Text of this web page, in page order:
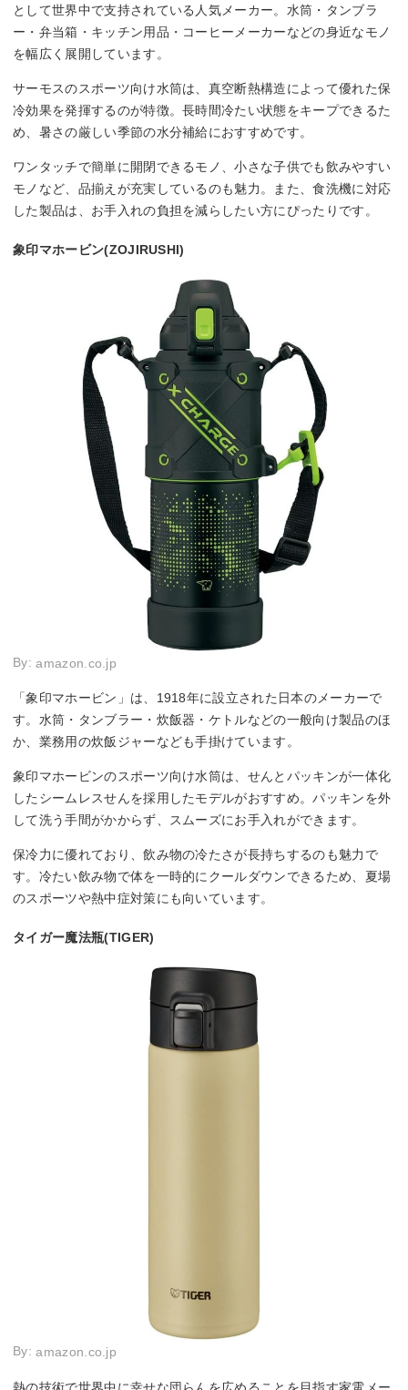
として世界中で支持されている人気メーカー。水筒・タンブラ
ー・弁当箱・キッチン用品・コーヒーメーカーなどの身近なモノ
を幅広く展開しています。
サーモスのスポーツ向け水筒は、真空断熱構造によって優れた保
冷効果を発揮するのが特徴。長時間冷たい状態をキープできるた
め、暑さの厳しい季節の水分補給におすすめです。
ワンタッチで簡単に開閉できるモノ、小さな子供でも飲みやすい
モノなど、品揃えが充実しているのも魅力。また、食洗機に対応
した製品は、お手入れの負担を減らしたい方にぴったりです。
象印マホービン(ZOJIRUSHI)
By:amazon.co.jp
「象印マホービン」は、1918年に設立された日本のメーカーで
す。水筒・タンブラー・炊飯器・ケトルなどの一般向け製品のほ
か、業務用の炊飯ジャーなども手掛けています。
象印マホービンのスポーツ向け水筒は、せんとパッキンが一体化
したシームレスせんを採用したモデルがおすすめ。パッキンを外
して洗う手間がかからず、スムーズにお手入れができます。
保冷力に優れており、飲み物の冷たさが長持ちするのも魅力で
す。冷たい飲み物で体を一時的にクールダウンできるため、夏場
のスポーツや熱中症対策にも向いています。
タイガー魔法瓶(TIGER)
By:amazon.co.jp
熱の技術で世界中に幸せな団らんを広めることを目指す家電メー